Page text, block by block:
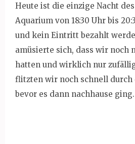
Heute ist die einzige Nacht
Aquarium von 18:30 Uhr bis
und kein Eintritt bezahlt
amüsierte sich, dass wir noch
hatten und wirklich nur
flitzten wir noch schnell durch
bevor es dann nachhause ging.